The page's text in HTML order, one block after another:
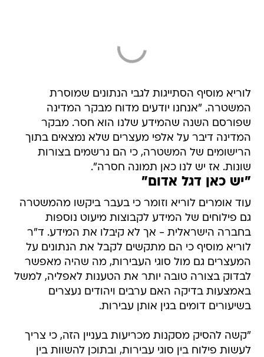
לוריא מוסיף הסתייגות לגבי הנתונים שמוסרת
המשטרה. "אנחנו יודעים מדוח מבקר המדינה
שפורסם השנה שהמידע שלנו הוא חסר. מבקר
המדינה דיבר על אלפי מעצרים שלא נמצאים בתוך
הרישומים של המשטרה, כי הם נרשמים בצורות
שונות. אז יש לנו כאן תמונה חסרה".
"יש כאן דגל אדום"
עוד אומרים לוריא וזומר כי בעבר ביקשו מהמשטרה
גם פילוחים של המידע לקבוצות מיעוט נוספות
בחברה הישראלית - אך לא קיבלו את המידע. ד"ר
לוריא מוסיף כי הם מתקשים לקבל את הנתונים על
המעצרים גם מול סוגי העבירות, מה שהיה מאפשר
לבדוק בצורה טובה יותר את הטענות לאפליה, למשל
באמצעות בדיקה האם ערבים ויהודים נעצרים
בשיעורים דומים בגין אותן עבירות.
"קשה להסיק מסקנות מכריעות בעניין הזה, כי צריך
לעשות פילוח בין סוגי עבירות, ובתוכן להשוות בין